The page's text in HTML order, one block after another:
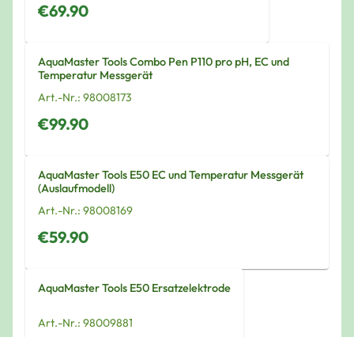
€69.90
AquaMaster Tools Combo Pen P110 pro pH, EC und
Temperatur Messgerät
Art.-Nr.: 98008173
€99.90
AquaMaster Tools E50 EC und Temperatur Messgerät
(Auslaufmodell)
Art.-Nr.: 98008169
€59.90
AquaMaster Tools E50 Ersatzelektrode
Art.-Nr.: 98009881